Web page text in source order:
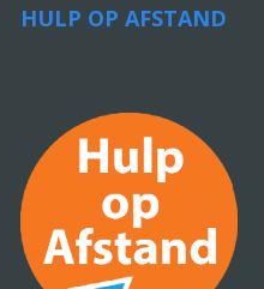
HULP OP AFSTAND